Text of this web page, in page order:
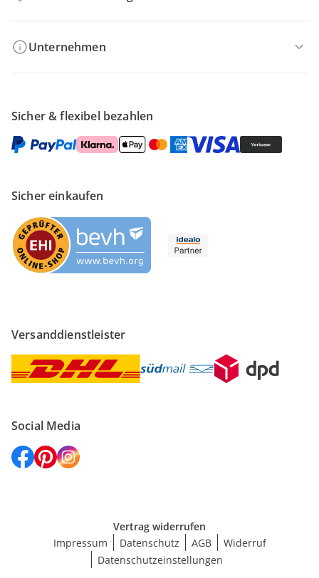
Unternehmen
Sicher & flexibel bezahlen
Sicher einkaufen
Versanddienstleister
Social Media
Vertrag widerrufen
Impressum
Datenschutz AGB
Widerruf
Datenschutzeinstellungen